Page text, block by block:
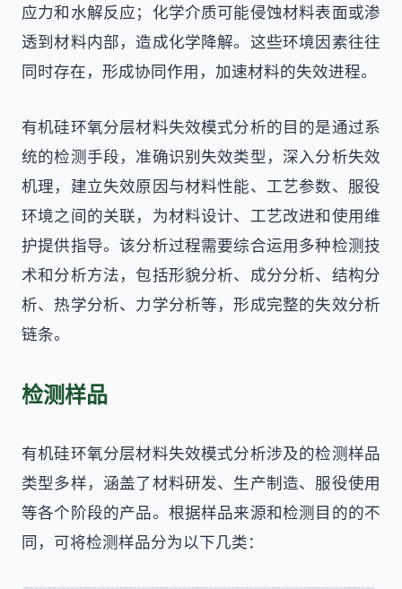
应力和水解反应；化学介质可能侵蚀材料表面或渗
透到材料内部，造成化学降解。这些环境因素往往
同时存在，形成协同作用，加速材料的失效进程。
有机硅环氧分层材料失效模式分析的目的是通过系
统的检测手段，准确识别失效类型，深入分析失效
机理，建立失效原因与材料性能、工艺参数、服役
环境之间的关联，为材料设计、工艺改进和使用维
护提供指导。该分析过程需要综合运用多种检测技
术和分析方法，包括形貌分析、成分分析、结构分
析、热学分析、力学分析等，形成完整的失效分析
链条。
检测样品
有机硅环氧分层材料失效模式分析涉及的检测样品
类型多样，涵盖了材料研发、生产制造、服役使用
等各个阶段的产品。根据样品来源和检测目的的不
同，可将检测样品分为以下几类：